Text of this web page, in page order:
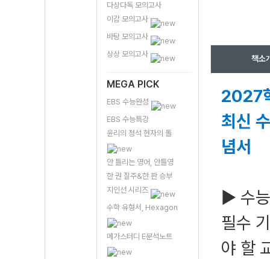
다상다독 모의고사
이감 모의고사
바탕 모의고사
상상 모의고사
MEGA PICK
EBS 수능완성
EBS 수능특강
윤리의 정석 현자의 돌
안 틀리는 영어, 안틀영
한 권 질주&한 판 승부
지인선 시리즈
수학 유형서, Hexagon
메가스터디 E분석노트
책소
2027
최신
념서
▶ 수
필수
야 할